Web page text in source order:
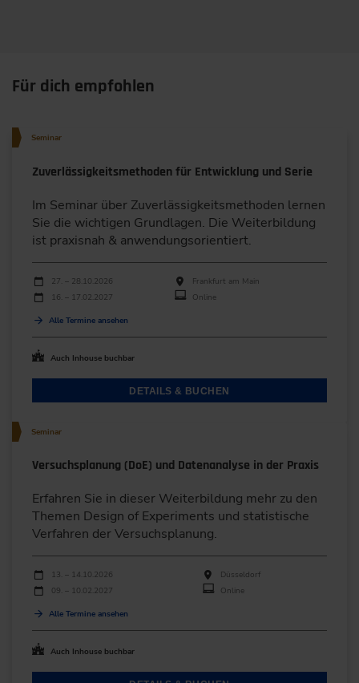
Für dich empfohlen
Seminar
Zuverlässigkeitsmethoden für Entwicklung und Serie
Im Seminar über Zuverlässigkeitsmethoden lernen
Sie die wichtigen Grundlagen. Die Weiterbildung
ist praxisnah & anwendungs­orientiert.
Durchführungen
Veranstaltungsdatum Veranstaltungsort
27. – 28.10.2026
Frankfurt am Main
16. – 17.02.2027
Online
Alle Termine ansehen
Auch Inhouse buchbar
DETAILS & BUCHEN
Seminar
Versuchsplanung (DoE) und Datenanalyse in der Praxis
Erfahren Sie in dieser Weiterbildung mehr zu den
Themen Design of Experiments und statistische
Verfahren der Versuchsplanung.
Durchführungen
Veranstaltungsdatum
13. – 14.10.2026
Düsseldorf
09. – 10.02.2027
Online
Alle Termine ansehen
Auch Inhouse buchbar